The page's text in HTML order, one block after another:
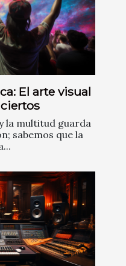
El arte visual
la multitud guarda
sabemos que la